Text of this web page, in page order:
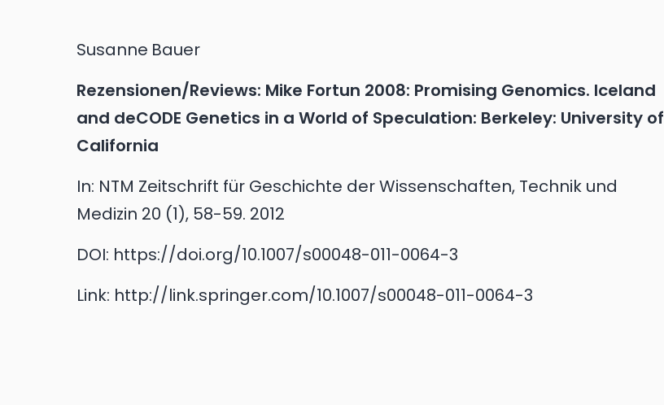
Susanne Bauer
Rezensionen/Reviews: Mike Fortun 2008: Promising Genomics. Iceland
and deCODE Genetics in a World of Speculation: Berkeley: University of
California
In: NTM Zeitschrift für Geschichte der Wissenschaften, Technik und
Medizin 20 (1), 58-59. 2012
DOI: https://doi.org/10.1007/s00048-011-0064-3
Link: http://link.springer.com/10.1007/s00048-011-0064-3